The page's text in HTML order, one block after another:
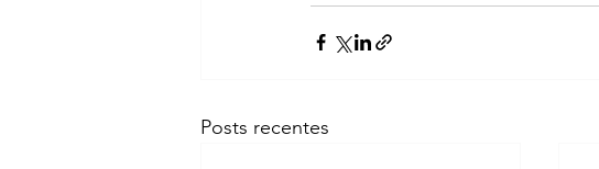
Posts recentes